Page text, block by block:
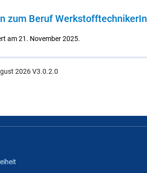
zum Be­ruf Werk­stoff­tech­ni­ke­rIn
am 21. November 2025.
2026 V3.0.2.0